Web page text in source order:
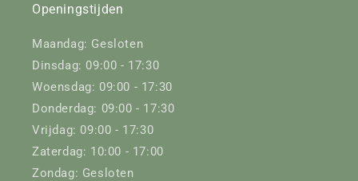
Openingstijden
Maandag: Gesloten
Dinsdag: 09:00 - 17:30
Woensdag: 09:00 - 17:30
Donderdag: 09:00 - 17:30
Vrijdag: 09:00 - 17:30
Zaterdag: 10:00 - 17:00
Zondag: Gesloten